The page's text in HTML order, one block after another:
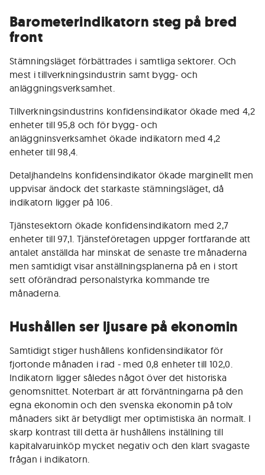
Barometerindikatorn steg på bred
front
Stämningsläget förbättrades i samtliga sektorer. Och
mest i tillverkningsindustrin samt bygg- och
anläggningsverksamhet.
Tillverkningsindustrins konfidensindikator ökade med 4,2
enheter till 95,8 och för bygg- och
anläggninsverksamhet ökade indikatorn med 4,2
enheter till 98,4.
Detaljhandelns konfidensindikator ökade marginellt men
uppvisar ändock det starkaste stämningsläget, då
indikatorn ligger på 106.
Tjänstesektorn ökade konfidensindikatorn med 2,7
enheter till 97,1. Tjänsteföretagen uppger fortfarande att
antalet anställda har minskat de senaste tre månaderna
men samtidigt visar anställningsplanerna på en i stort
sett oförändrad personalstyrka kommande tre
månaderna.
Hushållen ser ljusare på ekonomin
Samtidigt stiger hushållens konfidensindikator för
fjortonde månaden i rad - med 0,8 enheter till 102,0.
Indikatorn ligger således något över det historiska
genomsnittet. Noterbart är att förväntningarna på den
egna ekonomin och den svenska ekonomin på tolv
månaders sikt är betydligt mer optimistiska än normalt. I
skarp kontrast till detta är hushållens inställning till
kapitalvaruinköp mycket negativ och den klart svagaste
frågan i indikatorn.